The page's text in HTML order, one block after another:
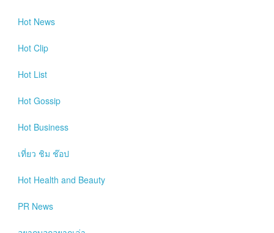
Hot News
Hot Clip
Hot List
Hot Gossip
Hot Business
เที่ยว ชิม ช๊อป
Hot Health and Beauty
PR News